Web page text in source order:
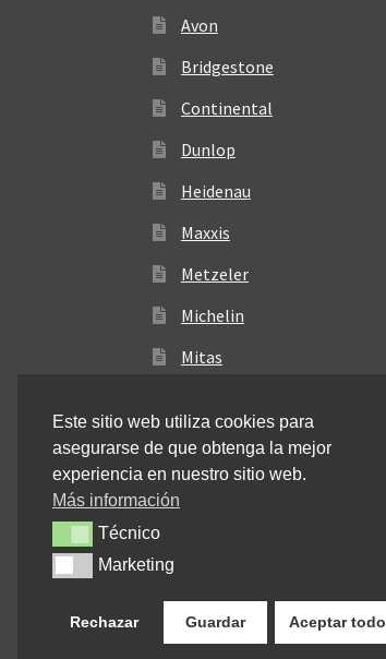
Avon
Bridgestone
Continental
Dunlop
Heidenau
Maxxis
Metzeler
Michelin
Mitas
Este sitio web utiliza cookies para
asegurarse de que obtenga la mejor
experiencia en nuestro sitio web.
Más información
TécnicoTécnico
MarketingMarketing
Rechazar Guardar Aceptar todo